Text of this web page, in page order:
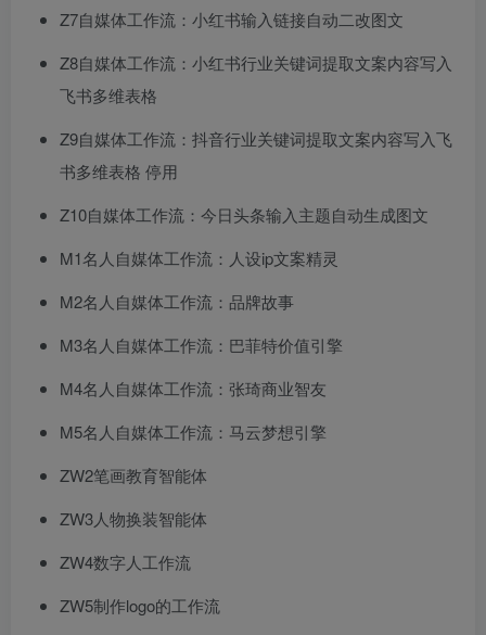
​​Z7自媒体工作流：小红书输入链接自动二改图文​
​​Z8自媒体工作流：小红书行业关键词提取文案内容写入
飞书多维表格​
​​Z9自媒体工作流：抖音行业关键词提取文案内容写入飞
书多维表格 停用​
​​Z10自媒体工作流：今日头条输入主题自动生成图文​
​​M1名人自媒体工作流：人设ip文案精灵​
​​M2名人自媒体工作流：品牌故事​
​​M3名人自媒体工作流：巴菲特价值引擎​
​​M4名人自媒体工作流：张琦商业智友​
​​M5名人自媒体工作流：马云梦想引擎​
​ZW2笔画教育智能体​
​ZW3人物换装智能体​
​ZW4数字人工作流​
​ZW5制作logo的工作流​